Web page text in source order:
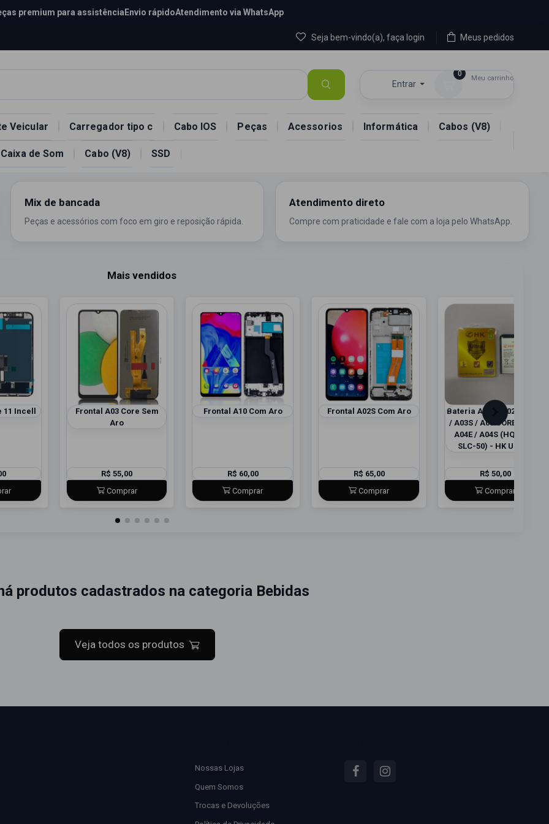
premium para assistência Envio rápidoAtendimento via WhatsApp
Seja bem-vindo(a), faça login Meus pedidos
Entrar
0
Meu carrinho
Veicular Carregador tipo c Cabo IOS Peças Acessorios Informática Cabos (V8)
Caixa de Som Cabo (V8) SSD
Mix de bancada
Peças e acessórios com foco em giro e reposição rápida.
Atendimento direto
Compre com praticidade e fale com a loja pelo WhatsApp.
Mais vendidos
Incell
Frontal A03 Core Sem
Aro
R$ 55,00
Comprar
Frontal A10 Com Aro
R$ 60,00
Comprar
Frontal A02S Com Aro
R$ 65,00
Comprar
Bateria A02S (A025) / A03
/ A03S / A03 CORE / A04 /
A04E / A04S (HQ-50S /
SLC-50) - HK ULTRA
R$ 50,00
Comprar
produtos cadastrados na categoria Bebidas
Veja todos os produtos
Nossas Lojas
Quem Somos
Trocas e Devoluções